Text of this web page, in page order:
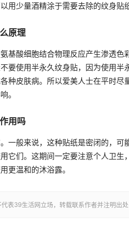
用少量酒精涂于需要去除的纹身贴
原理
基酸细胞结合物理反应产生渗透
要使用半永久纹身贴，因为使用
种皮肤病。所以爱美人士在平时
。
用吗
一般来说，这种贴纸是密闭的，
它们。这期间一定要注意个人卫
更温和的沐浴露。
代表39生活网立场，转载联系作者并注明